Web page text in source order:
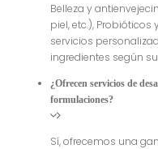
Belleza y
piel, etc.),
servicios
ingredientes según
¿Ofrecen servicios de
formulaciones?
Sí, ofrecemos una